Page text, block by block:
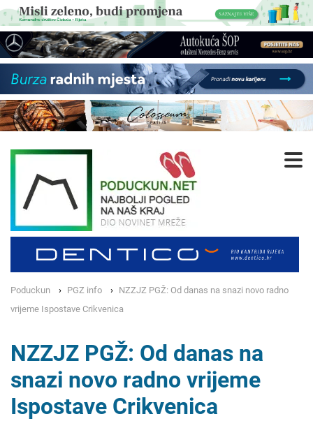
Poduckun PGZ info
NZZJZ PGŽ: Od danas na snazi novo radno
vrijeme Ispostave Crikvenica
NZZJZ PGŽ: Od danas na
snazi novo radno vrijeme
Ispostave Crikvenica